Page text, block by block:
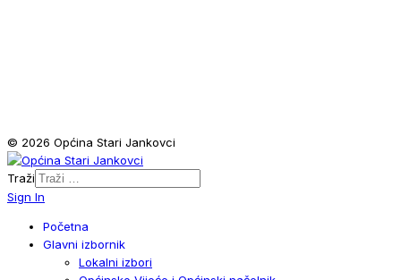
© 2026 Općina Stari Jankovci
Traži
Sign In
Početna
Glavni izbornik
Lokalni izbori